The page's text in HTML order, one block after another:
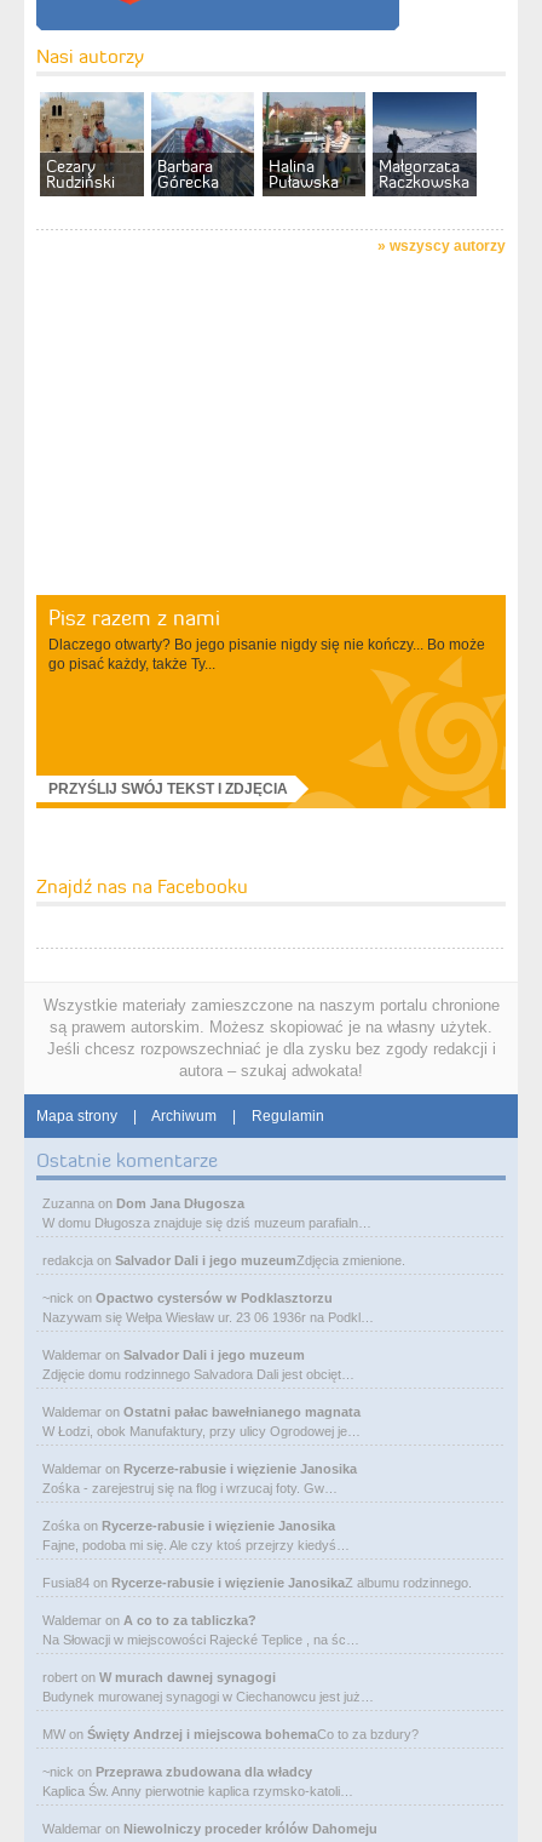
Nasi autorzy
Cezary
Rudziński
Barbara
Górecka
Halina
Puławska
Małgorzata
Raczkowska
» wszyscy autorzy
Pisz razem z nami
Dlaczego otwarty? Bo jego pisanie nigdy się nie kończy... Bo może
go pisać każdy, także Ty...
PRZYŚLIJ SWÓJ TEKST I ZDJĘCIA
Znajdź nas na Facebooku
Wszystkie materiały zamieszczone na naszym portalu chronione
są prawem autorskim. Możesz skopiować je na własny użytek.
Jeśli chcesz rozpowszechniać je dla zysku bez zgody redakcji i
autora – szukaj adwokata!
Mapa strony | Archiwum | Regulamin
Ostatnie komentarze
Zuzanna on Dom Jana Długosza
W domu Długosza znajduje się dziś muzeum parafialn…
redakcja on Salvador Dali i jego muzeumZdjęcia zmienione.
~nick on Opactwo cystersów w Podklasztorzu
Nazywam się Wełpa Wiesław ur. 23 06 1936r na Podkl…
Waldemar on Salvador Dali i jego muzeum
Zdjęcie domu rodzinnego Salvadora Dali jest obcięt…
Waldemar on Ostatni pałac bawełnianego magnata
W Łodzi, obok Manufaktury, przy ulicy Ogrodowej je…
Waldemar on Rycerze-rabusie i więzienie Janosika
Zośka - zarejestruj się na flog i wrzucaj foty. Gw…
Zośka on Rycerze-rabusie i więzienie Janosika
Fajne, podoba mi się. Ale czy ktoś przejrzy kiedyś…
Fusia84 on Rycerze-rabusie i więzienie JanosikaZ albumu rodzinnego.
Waldemar on A co to za tabliczka?
Na Słowacji w miejscowości Rajecké Teplice , na śc…
robert on W murach dawnej synagogi
Budynek murowanej synagogi w Ciechanowcu jest już…
MW on Święty Andrzej i miejscowa bohemaCo to za bzdury?
~nick on Przeprawa zbudowana dla władcy
Kaplica Św. Anny pierwotnie kaplica rzymsko-katoli…
Waldemar on Niewolniczy proceder królów Dahomeju